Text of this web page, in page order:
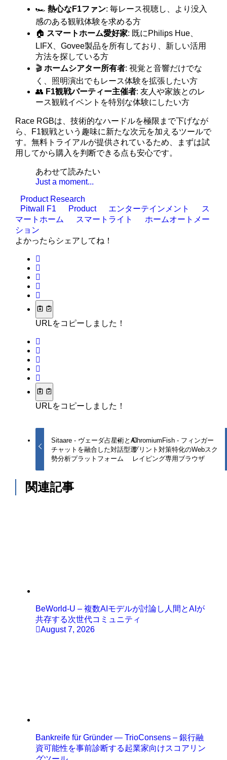
🏎️熱心なF1ファン: 毎レース視聴し、より没入
感のある観戦体験を求める方
🏠 スマートホーム愛好家: 既にPhilips Hue、
LIFX、Govee製品を所有しており、新しい活用
方法を探している方
🎬ホームシアター所有者: 視覚と音響だけでな
く、照明演出でもレース体験を拡張したい方
👥 F1観戦パーティー主催者: 友人や家族とのレ
ース観戦イベントを特別な体験にしたい方
Race RGBは、技術的なハードルを極限まで下げなが
ら、F1観戦という趣味に新たな次元を加えるツールで
す。無料トライアルが提供されているため、まずは試
用してから購入を判断できる点も安心です。
あわせて読みたい
Just a moment...
Product Research
Pitwall F1
Product エンターテインメント
ス
マートホーム
スマートライト
ホームオートメー
ション
よかったらシェアしてね！
URLをコピーしました！
URLをコピーしました！
Sitaare - ヴェーダ占星術とAI
チャットを融合した対話型運
勢分析プラットフォーム
ChromiumFish - フィンガー
プリント対策特化のWebスク
レイピング専用ブラウザ
関連記事
BeWorld-U – 複数AIモデルが討論し人間とAIが
共存する次世代コミュニティ
August 7, 2026
Bankreife für Gründer — TrioConsens – 銀行融
資可能性を事前診断する起業家向けスコアリン